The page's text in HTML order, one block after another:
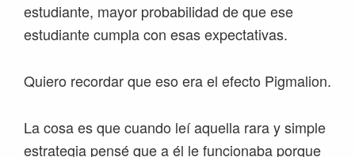
estudiante, mayor probabilidad de que ese
estudiante cumpla con esas expectativas.
Quiero recordar que eso era el efecto Pigmalion.
La cosa es que cuando leí aquella rara y simple
estrategia pensé que a él le funcionaba porque